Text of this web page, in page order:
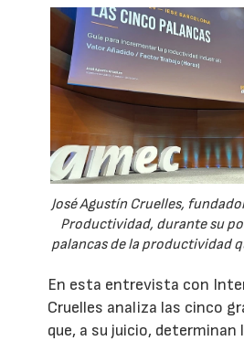
José Agustín Cruelles,
Productividad, durante su
palancas de la productividad
En esta entrevista con
Cruelles analiza las cinco
que, a su juicio, determinan